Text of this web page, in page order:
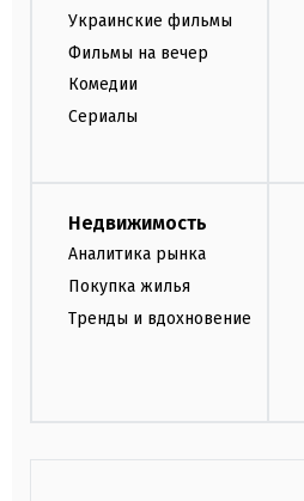
Украинские фильмы
Фильмы на вечер
Комедии
Сериалы
Недвижимость
Аналитика рынка
Покупка жилья
Тренды и вдохновение